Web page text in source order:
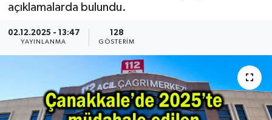
açıklamalarda bulundu.
02.12.2025 - 13:47
YAYINLANMA
128
GÖSTERIM
Sağlık